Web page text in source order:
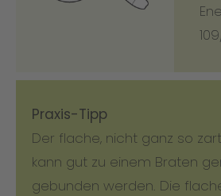
Praxis-Tipp
Der flache, nicht ganz so
kann gut zu einem Braten
gebunden werden. Die